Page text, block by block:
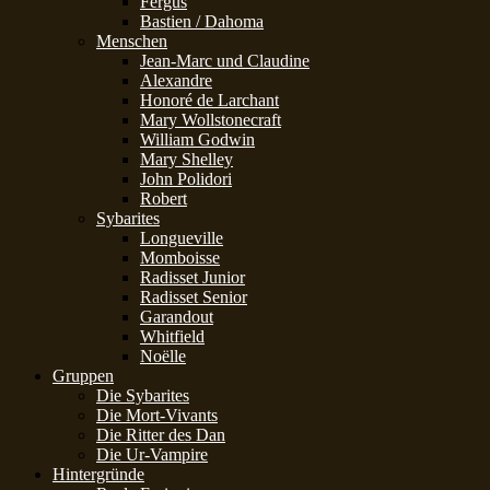
Bastien / Dahoma
Menschen
Jean-Marc und Claudine
Alexandre
Honoré de Larchant
Mary Wollstonecraft
William Godwin
Mary Shelley
John Polidori
Robert
Sybarites
Longueville
Momboisse
Radisset Junior
Radisset Senior
Garandout
Whitfield
Noëlle
Gruppen
Die Sybarites
Die Mort-Vivants
Die Ritter des Dan
Die Ur-Vampire
Hintergründe